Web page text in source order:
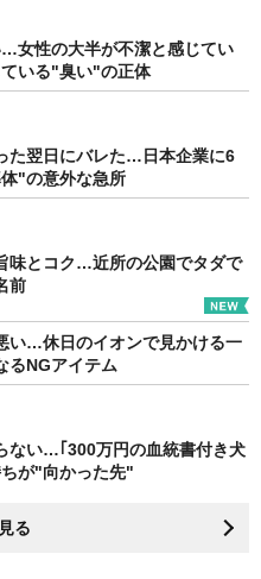
女性の大半が不潔と感じてい
いる"臭い"の正体
た翌日にバレた…日本企業に6
"の意外な急所
味とコク…近所の公園でタダで
前
い…休日のイオンで見かける一
るNGアイテム
ない…｢300万円の血統書付き犬
が"向かった先"
る